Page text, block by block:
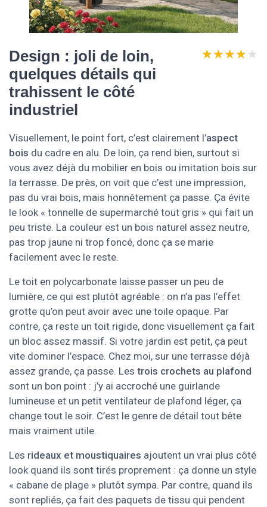
Design : joli de loin,
quelques détails qui
trahissent le côté
industriel
★★★★★
★★★★★
Visuellement, le point fort, c’est clairement l’aspect
bois du cadre en alu. De loin, ça rend bien, surtout si
vous avez déjà du mobilier en bois ou imitation bois sur
la terrasse. De près, on voit que c’est une impression,
pas du vrai bois, mais honnêtement ça passe. Ça évite
le look « tonnelle de supermarché tout gris » qui fait un
peu triste. La couleur est un bois naturel assez neutre,
pas trop jaune ni trop foncé, donc ça se marie
facilement avec le reste.
Le toit en polycarbonate laisse passer un peu de
lumière, ce qui est plutôt agréable : on n’a pas l’effet
grotte qu’on peut avoir avec une toile opaque. Par
contre, ça reste un toit rigide, donc visuellement ça fait
un bloc assez massif. Si votre jardin est petit, ça peut
vite dominer l’espace. Chez moi, sur une terrasse déjà
assez grande, ça passe. Les trois crochets au plafond
sont un bon point : j’y ai accroché une guirlande
lumineuse et un petit ventilateur de plafond léger, ça
change tout le soir. C’est le genre de détail tout bête
mais vraiment utile.
Les rideaux et moustiquaires ajoutent un vrai plus côté
look quand ils sont tirés proprement : ça donne un style
« cabane de plage » plutôt sympa. Par contre, quand ils
sont repliés, ça fait des paquets de tissu qui pendent